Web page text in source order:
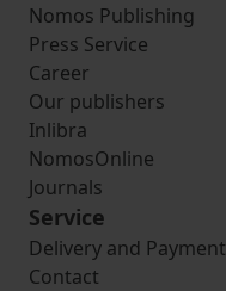
Nomos Publishing
Press Service
Career
Our publishers
Inlibra
NomosOnline
Journals
Service
Delivery and Payment
Contact